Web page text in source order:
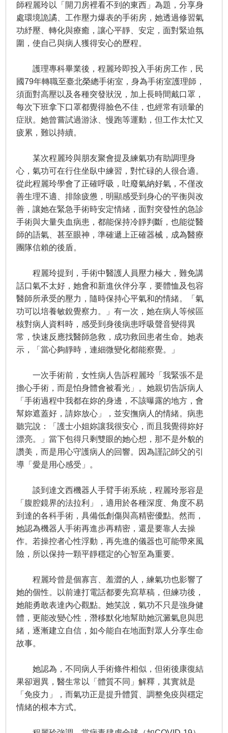
師程麗玲以「開刀房裡看不到的東西」為題，分享身
處環境詭譎、工作壓力爆表的手術房，她透過修習氣
功紓壓、轉化與療癒，讓心平靜、安定，面對緊迫氛
圍，使自己與病人獲得安心的歷程。
護理專科畢業後，程麗玲即投入手術房工作，民
國79年轉職至臺北榮總手術室，身為手術室護理師，
須面對高壓以及各種突發狀況，加上長時間戴口罩，
每次下班拿下口罩都覺得臉色不佳，也經常有頭暈的
症狀。她曾嘗試過游泳、慢跑等運動，但工作太忙又
疲累，難以持續。
某次程麗玲與朋友聚會提及練氣功有助調理身
心，氣功可在行住坐臥中練習，對忙碌的人很合適。
從此程麗玲學會了正確呼吸，吐廢氣納好氣，不僅改
善生理不適、排除疲憊，明顯感受到身心的平衡與改
善，讓她在緊急手術時安定情緒，面對突發性的急診
手術與大量失血病患，都能保持冷靜判斷，也能從醫
師的語氣、甚至眼神，準確遞上正確器械，成為醫療
團隊信賴的後盾。
程麗玲提到，手術中醫護人員壓力極大，難免講
話口氣不太好，她會和新進伙伴分享，要體恤及包容
醫師所承受的壓力，隨時保持心平氣和的情緒。「氣
功可以培養敏銳覺察力。」有一次，她在病人等候區
核對病人資料時，感受到身後病患呼吸聲音變得異
常，快速反應找醫師急救，成功救回患者生命。她表
示，「當心夠靜時，連細微變化都能察覺。」
一次手術前，女性病人告訴程麗玲「我緊張不是
擔心手術，而是怕身體會被看光」。她親切告訴病人
「手術過程中我都在妳的身邊，不該曝露的地方，會
幫妳遮蓋好，請妳放心」，並安撫病人的情緒。病患
聽完說：「護士小姐妳讓我很安心，而且我覺得妳好
漂亮。」當下包得只剩雙眼的她心想，那不是外貌的
讚美，而是用心守護病人的回響。因為謹記師父的引
導「愛是用心感受」。
談到達文西機器人手臂手術系統，程麗玲形容是
「腹腔鏡界的法拉利」，適用於各種深度、角度不易
到達的各科手術，具備低創傷與高精密優點。然而，
她認為機器人手術再進步再精密，還是要靠人去操
作。若操控者心性浮動，再先進的儀器也可能帶來風
險，所以保持一顆平靜穩定的心智至為重要。
程麗玲曾是個寡言、羞澀的人，練氣功也影響了
她的個性。以前連打電話都要先寫草稿，但練功後，
她能勇敢表達內心觀點。她笑說，氣功不只是強身健
體，更能改變心性，潛移默化地幫助她沉澱氣息與思
緒，逐漸建立自信，如今能自在地面對眾人分享生命
故事。
她認為，不同病人手術條件相似，但術後康復結
果卻迥異，醫生常以「體質不同」解釋，其實就是
「免疫力」，而氣功正是提升體質、調整免疫與穩定
情緒的根本方式。